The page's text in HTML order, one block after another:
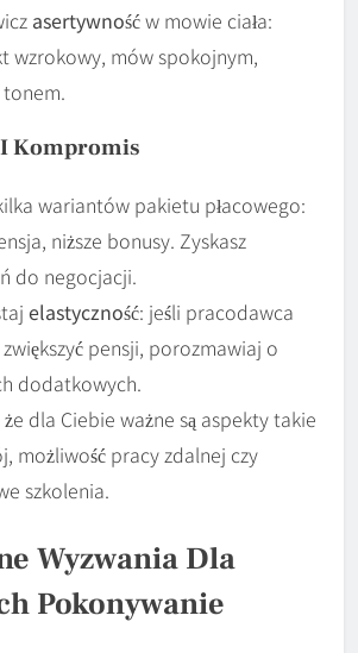
asertywnośćw mowie ciała:
wzrokowy, mów spokojnym,
Kompromis
wariantów pakietu płacowego:
niższe bonusy. Zyskasz
do negocjacji.
elastyczność: jeśli pracodawca
pensji, porozmawiaj o
dodatkowych.
dla Ciebie ważne są aspekty takie
możliwość pracy zdalnej czy
szkolenia.
Wyzwania Dla
Pokonywanie